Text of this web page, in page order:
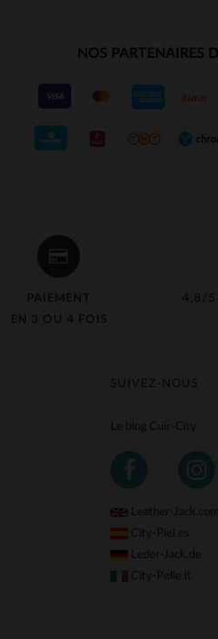
PAIEMENT
EN 3 OU 4 FOIS
4,8/5
NOS PARTENAIRES
SUIVEZ-NOUS
Le blog Cuir-City
Leather-Jack.com
City-Piel.es
Leder-Jack.de
City-Pelle.it